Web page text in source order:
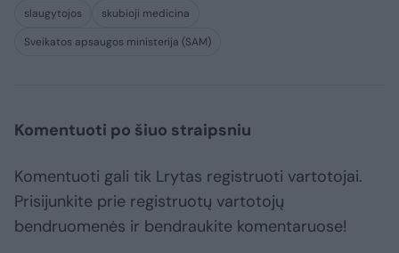
slaugytojos
skubioji medicina
Sveikatos apsaugos ministerija (SAM)
Komentuoti po šiuo straipsniu
Komentuoti gali tik Lrytas registruoti vartotojai.
Prisijunkite prie registruotų vartotojų
bendruomenės ir bendraukite komentaruose!